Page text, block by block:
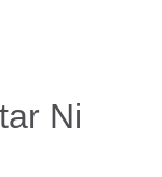
Ni